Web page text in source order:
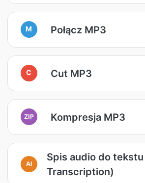
M Połącz MP3
C Cut MP3
ZIP Kompresja MP3
AI
Spis audio do tekstu
Transcription)